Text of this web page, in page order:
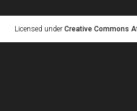
Licensed under Creative Commons